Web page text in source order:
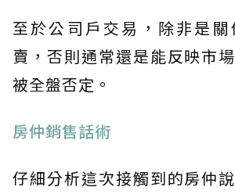
至於公司戶交易，除非是
賣，否則通常還是能反映市
被全盤否定。
房仲銷售話術
仔細分析這次接觸到的房仲